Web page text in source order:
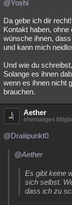
@Yoshi
Da gebe ich dir
Kontakt haben,
wünsche ihnen,
und kann mich
Und wie du
Solange es ihnen
wenn es ihnen nicht
brauchen.
Aether
ehemaliges
@Draiiipunkt0
@Aether
Es gibt keine
sich selbst.
dass ich zu